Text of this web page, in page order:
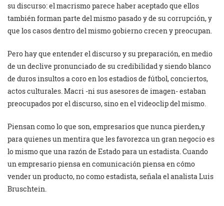
su discurso: el macrismo parece haber aceptado que ellos
también forman parte del mismo pasado y de su corrupción, y
que los casos dentro del mismo gobierno crecen y preocupan.
Pero hay que entender el discurso y su preparación, en medio
de un declive pronunciado de su credibilidad y siendo blanco
de duros insultos a coro en los estadios de fútbol, conciertos,
actos culturales. Macri -ni sus asesores de imagen- estaban
preocupados por el discurso, sino en el videoclip del mismo.
Piensan como lo que son, empresarios que nunca pierden,y
para quienes un mentira que les favorezca un gran negocio es
lo mismo que una razón de Estado para un estadista. Cuando
un empresario piensa en comunicación piensa en cómo
vender un producto, no como estadista, señala el analista Luis
Bruschtein.